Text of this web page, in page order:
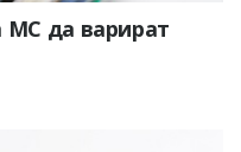
МС да варират